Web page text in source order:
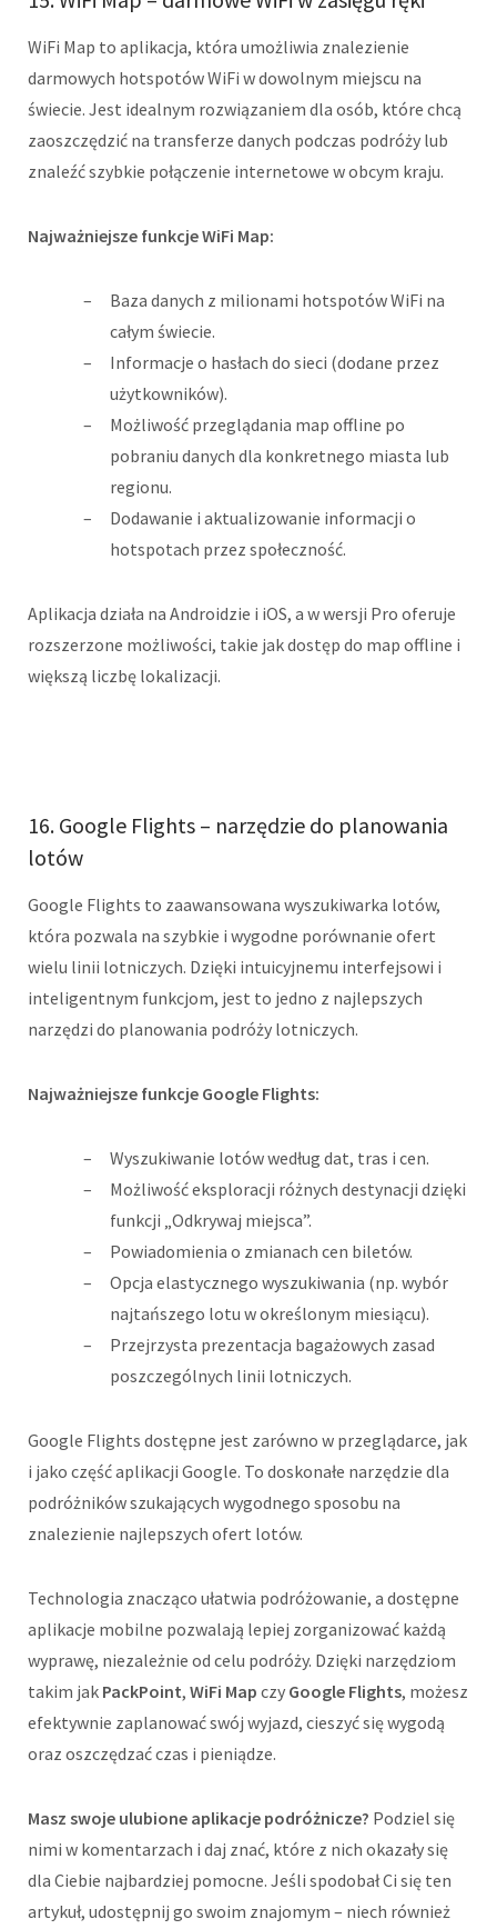
WiFi Map to aplikacja, która umożliwia znalezienie
darmowych hotspotów WiFi w dowolnym miejscu na
świecie. Jest idealnym rozwiązaniem dla osób, które chcą
zaoszczędzić na transferze danych podczas podróży lub
znaleźć szybkie połączenie internetowe w obcym kraju.
Najważniejsze funkcje WiFi Map:
Baza danych z milionami hotspotów WiFi na
całym świecie.
Informacje o hasłach do sieci (dodane przez
użytkowników).
Możliwość przeglądania map offline po
pobraniu danych dla konkretnego miasta lub
regionu.
Dodawanie i aktualizowanie informacji o
hotspotach przez społeczność.
Aplikacja działa na Androidzie i iOS, a w wersji Pro oferuje
rozszerzone możliwości, takie jak dostęp do map offline i
większą liczbę lokalizacji.
16. Google Flights – narzędzie do planowania
lotów
Google Flights to zaawansowana wyszukiwarka lotów,
która pozwala na szybkie i wygodne porównanie ofert
wielu linii lotniczych. Dzięki intuicyjnemu interfejsowi i
inteligentnym funkcjom, jest to jedno z najlepszych
narzędzi do planowania podróży lotniczych.
Najważniejsze funkcje Google Flights:
Wyszukiwanie lotów według dat, tras i cen.
Możliwość eksploracji różnych destynacji dzięki
funkcji „Odkrywaj miejsca”.
Powiadomienia o zmianach cen biletów.
Opcja elastycznego wyszukiwania (np. wybór
najtańszego lotu w określonym miesiącu).
Przejrzysta prezentacja bagażowych zasad
poszczególnych linii lotniczych.
Google Flights dostępne jest zarówno w przeglądarce, jak
i jako część aplikacji Google. To doskonałe narzędzie dla
podróżników szukających wygodnego sposobu na
znalezienie najlepszych ofert lotów.
Technologia znacząco ułatwia podróżowanie, a dostępne
aplikacje mobilne pozwalają lepiej zorganizować każdą
wyprawę, niezależnie od celu podróży. Dzięki narzędziom
takim jak PackPoint, WiFi Map czy Google Flights, możesz
efektywnie zaplanować swój wyjazd, cieszyć się wygodą
oraz oszczędzać czas i pieniądze.
Masz swoje ulubione aplikacje podróżnicze? Podziel się
nimi w komentarzach i daj znać, które z nich okazały się
dla Ciebie najbardziej pomocne. Jeśli spodobał Ci się ten
artykuł, udostępnij go swoim znajomym – niech również